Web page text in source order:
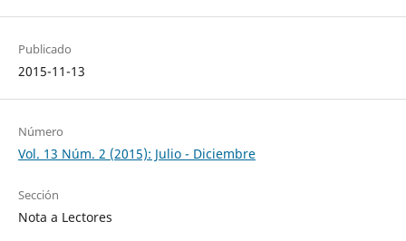
Publicado
2015-11-13
Número
Vol. 13 Núm. 2 (2015): Julio - Diciembre
Sección
Nota a Lectores